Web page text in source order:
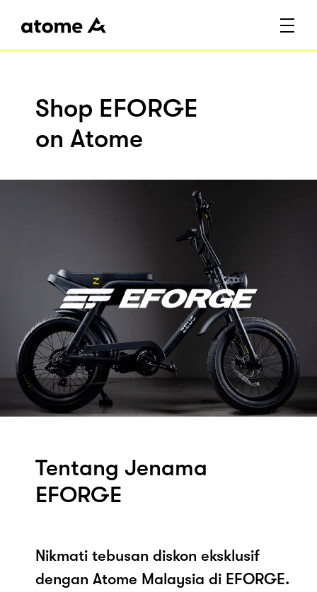
Shop EFORGE
on Atome
Tentang Jenama
EFORGE
Nikmati tebusan diskon eksklusif
dengan Atome Malaysia di EFORGE.